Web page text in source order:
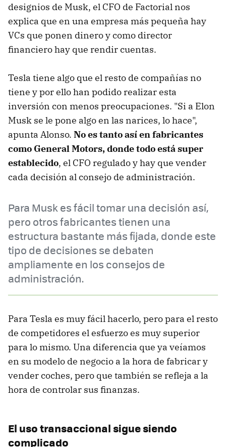
designios de Musk, el CFO de Factorial nos
explica que en una empresa más pequeña hay
VCs que ponen dinero y como director
financiero hay que rendir cuentas.
Tesla tiene algo que el resto de compañías no
tiene y por ello han podido realizar esta
inversión con menos preocupaciones. "Si a Elon
Musk se le pone algo en las narices, lo hace",
apunta Alonso. No es tanto así en fabricantes
como General Motors, donde todo está super
establecido, el CFO regulado y hay que vender
cada decisión al consejo de administración.
Para Musk es fácil tomar una decisión así,
pero otros fabricantes tienen una
estructura bastante más fijada, donde este
tipo de decisiones se debaten
ampliamente en los consejos de
administración.
Para Tesla es muy fácil hacerlo, pero para el resto
de competidores el esfuerzo es muy superior
para lo mismo. Una diferencia que ya veíamos
en su modelo de negocio a la hora de fabricar y
vender coches, pero que también se refleja a la
hora de controlar sus finanzas.
El uso transaccional sigue siendo
complicado